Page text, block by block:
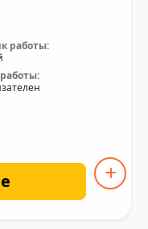
работы: